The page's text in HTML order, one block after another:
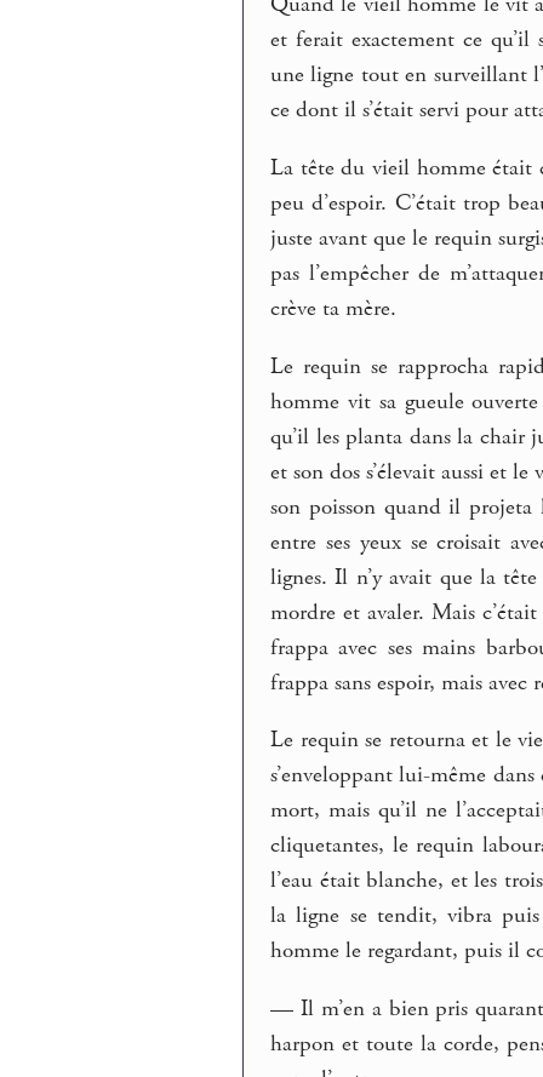
et ferait exactement ce
une ligne tout en surveillant
ce dont il s’était servi pour
La tête du vieil homme était
peu d’espoir. C’était trop
juste avant que le requin
pas l’empêcher de
crève ta mère.
Le requin se rapprocha
homme vit sa gueule
qu’il les planta dans la chair
et son dos s’élevait aussi et
son poisson quand il
entre ses yeux se croisait
lignes. Il n’y avait que la
mordre et avaler. Mais
frappa avec ses mains
frappa sans espoir, mais
Le requin se retourna et le
s’enveloppant lui-même
mort, mais qu’il ne
cliquetantes, le requin
l’eau était blanche, et les
la ligne se tendit, vibra
homme le regardant, puis il
— Il m’en a bien pris
harpon et toute la corde,